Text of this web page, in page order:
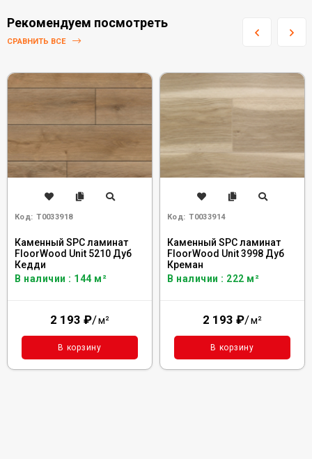
Рекомендуем посмотреть
СРАВНИТЬ ВСЕ
Код: Т0033918
Каменный SPC ламинат
FloorWood Unit 5210 Дуб
Кедди
В наличии : 144 м²
2 193 ₽/м²
В корзину
Код: Т0033914
Каменный SPC ламинат
FloorWood Unit 3998 Дуб
Креман
В наличии : 222 м²
2 193 ₽/м²
В корзину